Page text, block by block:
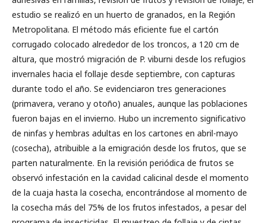
estudio se realizó en un huerto de granados, en la Región
Metropolitana. El método más eficiente fue el cartón
corrugado colocado alrededor de los troncos, a 120 cm de
altura, que mostró migración de P. viburni desde los refugios
invernales hacia el follaje desde septiembre, con capturas
durante todo el año. Se evidenciaron tres generaciones
(primavera, verano y otoño) anuales, aunque las poblaciones
fueron bajas en el invierno. Hubo un incremento significativo
de ninfas y hembras adultas en los cartones en abril-mayo
(cosecha), atribuible a la emigración desde los frutos, que se
parten naturalmente. En la revisión periódica de frutos se
observó infestación en la cavidad calicinal desde el momento
de la cuaja hasta la cosecha, encontrándose al momento de
la cosecha más del 75% de los frutos infestados, a pesar del